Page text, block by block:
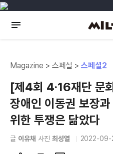
Magazine > 스페셜 >스페셜2
[제4회 4·16재단 문
장애인 이동권 보장
위한 투쟁은 닮았다
글 이유채 사진 최성열 2022-09-